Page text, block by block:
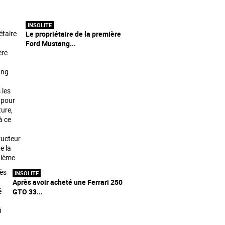
INSOLITE
Le propriétaire de la première
Ford Mustang...
INSOLITE
Après avoir acheté une Ferrari 250
GTO 33...